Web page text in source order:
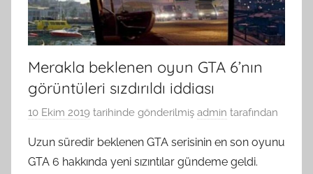
Merakla beklenen oyun GTA 6’nın
görüntüleri sızdırıldı iddiası
10 Ekim 2019 tarihinde gönderilmiş admin tarafından
Uzun süredir beklenen GTA serisinin en son oyunu
GTA 6 hakkında yeni sızıntılar gündeme geldi.